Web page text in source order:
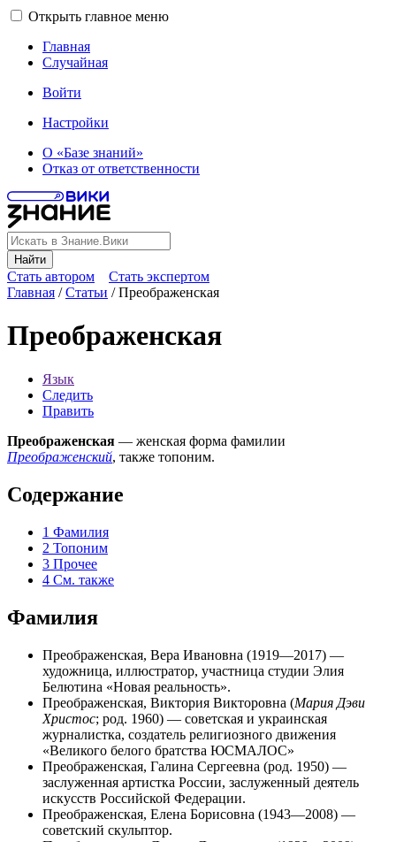
Открыть главное меню
Главная
Случайная
Войти
Настройки
О «Базе знаний»
Отказ от ответственности
Найти
Стать автором
Стать экспертом
Главная /Статьи /Преображенская
Преображенская
Язык
Следить
Править
Преображенская — женская форма фамилии
Преображенский, также топоним.
Содержание
1 Фамилия
2 Топоним
3 Прочее
4 См. также
Фамилия
Преображенская, Вера Ивановна (1919—2017) —
художница, иллюстратор, участница студии Элия
Белютина «Новая реальность».
Преображенская, Виктория Викторовна (Мария Дэви
Христос; род. 1960) — советская и украинская
журналистка, создатель религиозного движения
«Великого белого братства ЮСМАЛОС»
Преображенская, Галина Сергеевна (род. 1950) —
заслуженная артистка России, заслуженный деятель
искусств Российской Федерации.
Преображенская, Елена Борисовна (1943—2008) —
советский скульптор.